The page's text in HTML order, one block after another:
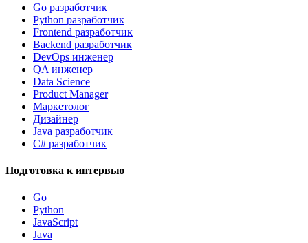
Go разработчик
Python разработчик
Frontend разработчик
Backend разработчик
DevOps инженер
QA инженер
Data Science
Product Manager
Маркетолог
Дизайнер
Java разработчик
C# разработчик
Подготовка к интервью
Go
Python
JavaScript
Java